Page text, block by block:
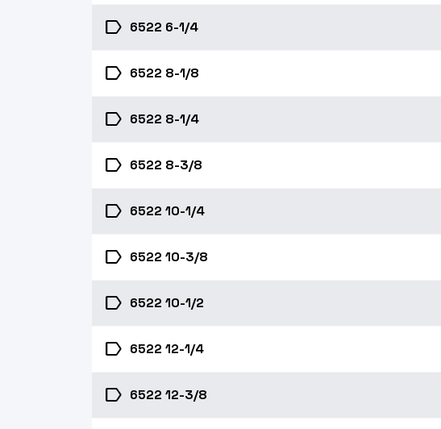
label 6522 6-1/4
label 6522 8-1/8
label 6522 8-1/4
label 6522 8-3/8
label 6522 10-1/4
label 6522 10-3/8
label 6522 10-1/2
label 6522 12-1/4
label 6522 12-3/8